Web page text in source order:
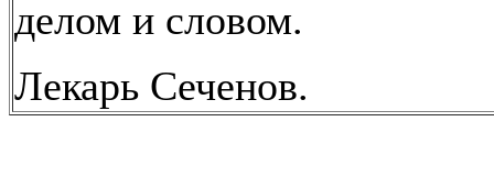
делом и словом.
Лекарь Сеченов.